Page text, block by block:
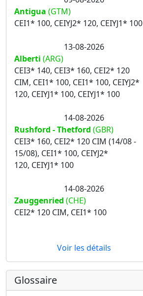
Antigua (GTM)
CEI1* 100, CEIYJ2* 120, CEIYJ1* 100
13-08-2026
Alberti (ARG)
CEI3* 140, CEI3* 160, CEI2* 120
CIM, CEI1* 100, CEI1* 100, CEIYJ2*
120, CEIYJ1* 100, CEIYJ1* 100
14-08-2026
Rushford - Thetford (GBR)
CEI3* 160, CEI2* 120 CIM (14/08 -
15/08), CEI1* 100, CEIYJ2*
120, CEIYJ1* 100
14-08-2026
Zauggenried (CHE)
CEI2* 120 CIM, CEI1* 100
Voir les détails
Glossaire